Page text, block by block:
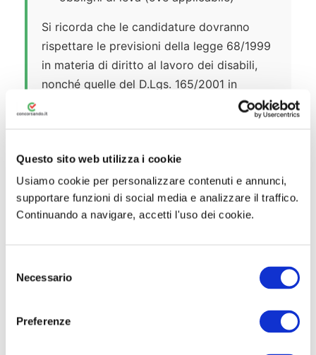
Questo sito web utilizza i cookie
Usiamo cookie per personalizzare contenuti e annunci,
supportare funzioni di social media e analizzare il traffico.
Continuando a navigare, accetti l'uso dei cookie.
Necessario
Preferenze
Si ricorda che le candidature dovranno
rispettare le previsioni della legge 68/1999
in materia di diritto al lavoro dei disabili,
nonché quelle del D.Lgs. 165/2001 in
materia di mobilità nel pubblico impiego.
🎯 Prove d’Esame
definita nel bando ufficiale di concorso, non
ancora pubblicato. Sulla base delle
per profili analoghi del comparto Funzioni